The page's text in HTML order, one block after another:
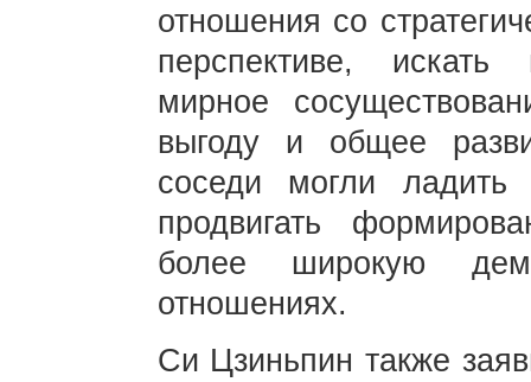
отношения со
перспективе, искать
мирное
выгоду и общее
соседи могли
продвигать
более широкую
отношениях.
Си Цзиньпин также